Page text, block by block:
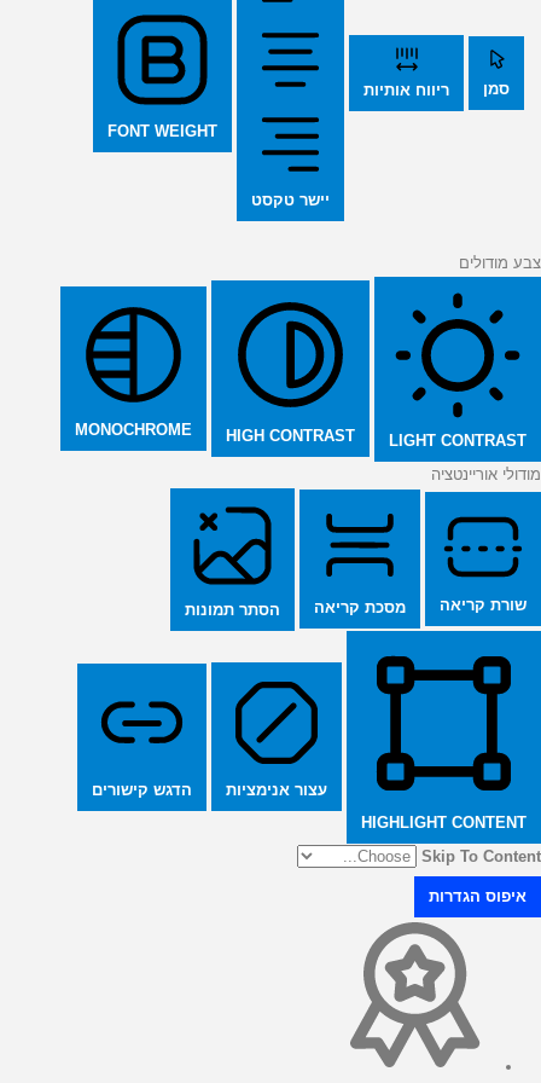
סמן ריווח אותיות
יישר טקסט
FONT WEIGHT
צבע מודולים
LIGHT CONTRAST
HIGH CONTRAST
MONOCHROME
מודולי אוריינטציה
שורת קריאה מסכת קריאה הסתר תמונות
HIGHLIGHT CONTENT
עצור אנימציות הדגש קישורים
Skip To Content
איפוס הגדרות